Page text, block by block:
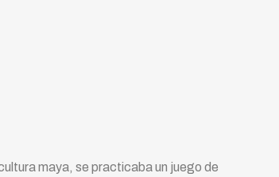
maya, se practicaba un juego de